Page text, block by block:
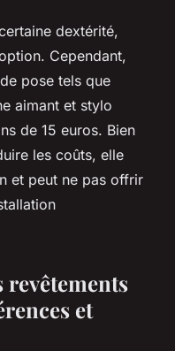
dextérité,
Cependant,
pose tels que
aimant et stylo
de 15 euros. Bien
les coûts, elle
et peut ne pas offrir
et